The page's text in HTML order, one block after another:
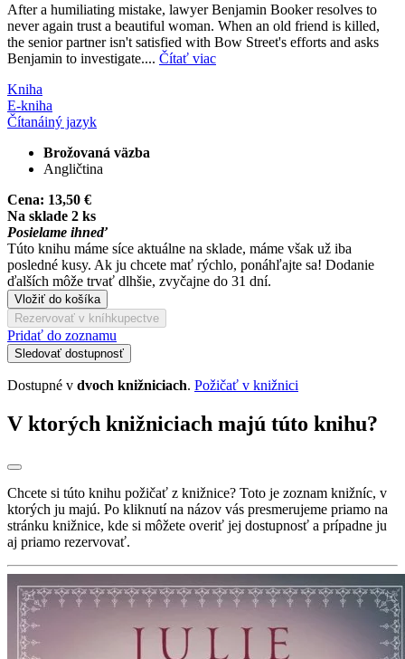
After a humiliating mistake, lawyer Benjamin Booker resolves to
never again trust a beautiful woman. When an old friend is killed,
the senior partner isn't satisfied with Bow Street's efforts and asks
Benjamin to investigate.... Čítať viac
Kniha
E-kniha
Čítanáiný jazyk
Brožovaná väzba
Angličtina
Cena: 13,50 €
Na sklade 2 ks
Posielame ihneď
Túto knihu máme síce aktuálne na sklade, máme však už iba
posledné kusy. Ak ju chcete mať rýchlo, ponáhľajte sa! Dodanie
ďalších môže trvať dlhšie, zvyčajne do 31 dní.
Vložiť do košíka
Rezervovať v kníhkupectve
Pridať do zoznamu
Sledovať dostupnosť
Dostupné v dvoch knižniciach. Požičať v knižnici
V ktorých knižniciach majú túto knihu?
Chcete si túto knihu požičať z knižnice? Toto je zoznam knižníc, v
ktorých ju majú. Po kliknutí na názov vás presmerujeme priamo na
stránku knižnice, kde si môžete overiť jej dostupnosť a prípadne ju
aj priamo rezervovať.